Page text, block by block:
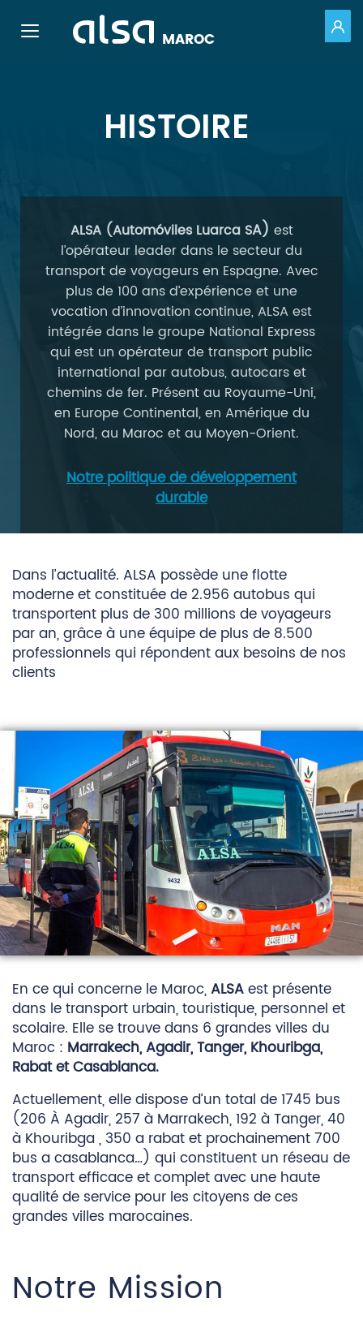
Toggle navigation MAROC
HISTOIRE
ALSA (Automóviles LuarcaSA) est
l’opérateur leader dans le secteur du
transport de voyageurs en Espagne. Avec
plus de 100 ans d’expérience et une
vocation d’innovation continue, ALSA est
intégrée dans le groupe National Express
qui est un opérateur de transport public
international par autobus, autocars et
chemins de fer. Présent au Royaume-Uni,
en Europe Continental, en Amérique du
Nord, au Maroc et au Moyen-Orient.
Notre politique de développement
durable
Dans l’actualité. ALSA possède une flotte
moderne et constituée de 2.956 autobus qui
transportent plus de 300 millions de voyageurs
par an, grâce à une équipe de plus de 8.500
professionnels qui répondent aux besoins de nos
clients
En ce qui concerne le Maroc,ALSAest présente
dans le transport urbain, touristique, personnel et
scolaire. Elle se trouve dans 6 grandes villes du
Maroc : Marrakech, Agadir, Tanger, Khouribga,
Rabat et Casablanca.
Actuellement, elle dispose d’un total de 1745 bus
(206 À Agadir, 257 à Marrakech, 192 à Tanger, 40
à Khouribga , 350 a rabat et prochainement 700
bus a casablanca…) qui constituent un réseau de
transport efficace et complet avec une haute
qualité de service pour les citoyens de ces
grandes villes marocaines.
Notre Mission